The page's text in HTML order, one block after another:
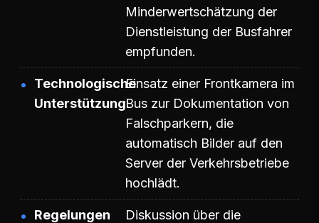
Minderwertschätzung der
Dienstleistung der Busfahrer
empfunden.
Technologische
Unterstützung
Einsatz einer Frontkamera im
Bus zur Dokumentation von
Falschparkern, die
automatisch Bilder auf den
Server der Verkehrsbetriebe
hochlädt.
Regelungen
Diskussion über die